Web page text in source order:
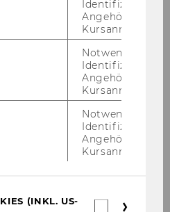
Identifizierung
Angehörige/r für
Kursanmeldung.
Notwendig zur
Identifizierung
Angehörige/r für
Kursanmeldung.
Notwendig zur
Identifizierung
Angehörige/r für
Kursanmeldung.
(INKL. US-